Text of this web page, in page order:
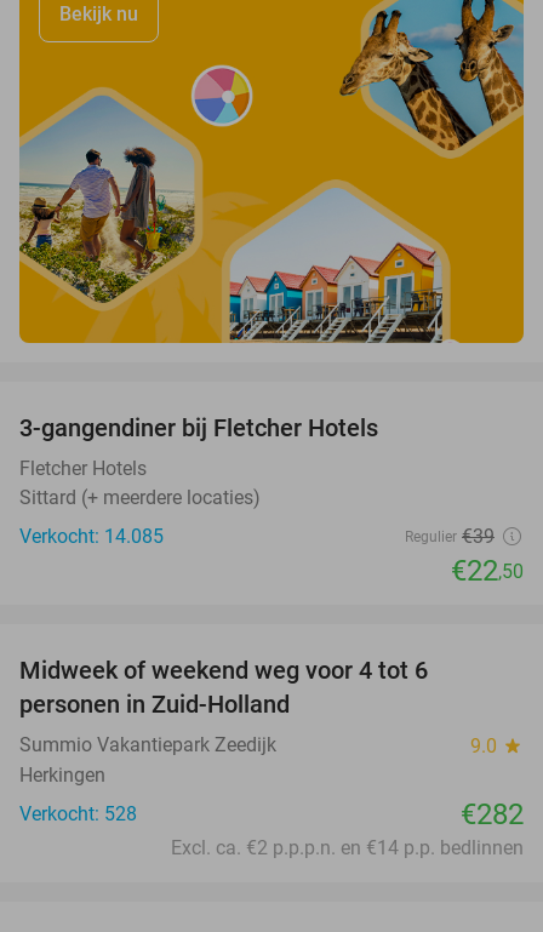
Bekijk nu
3-gangendiner bij Fletcher Hotels
Fletcher Hotels
Sittard (+ meerdere locaties)
Verkocht: 14.085
Regulier €39
€22,50
Midweek of weekend weg voor 4 tot 6
personen in Zuid-Holland
Summio Vakantiepark Zeedijk 9.0 star
Herkingen
Verkocht: 528
€282
Excl. ca. €2 p.p.p.n. en €14 p.p. bedlinnen